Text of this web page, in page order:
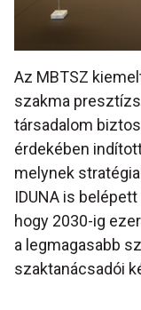
Az MBTSZ
szakma
társadalom
érdekében
melynek
IDUNA is
hogy 2030-ig
a legmagasabb
szaktanácsadói